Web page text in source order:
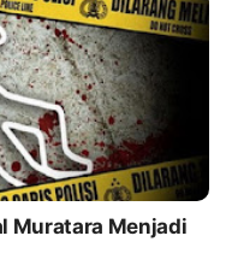
Muratara Menjadi